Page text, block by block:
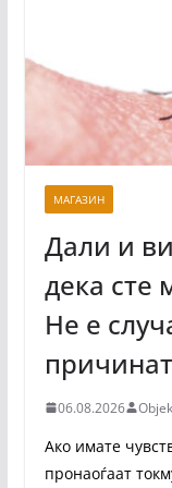
МАГАЗИН
Дали и
дека сте
Не е
06.08.2026
Ако имате
пронаоѓаат